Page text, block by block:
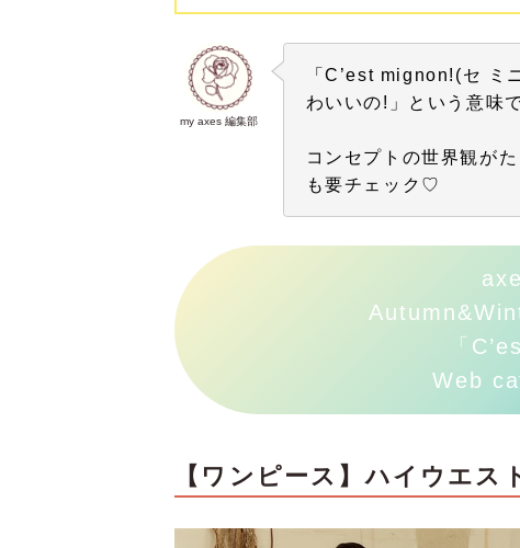
my axes 編集部
「C’est mignon! (セ ミ
わいいの!」という意味
コンセプトの世界観が
も要チェック♡
「
Web
【ワンピース】ハイウエス